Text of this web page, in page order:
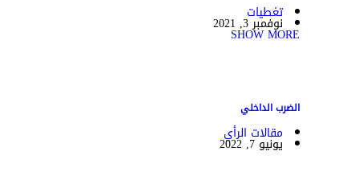
تغطيات
نوفمبر 3, 2021
SHOW MORE
الضرب الداخلي
مقالات الرأي
يونيو 7, 2022